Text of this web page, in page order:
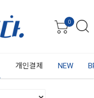
0
개인결제 NEW